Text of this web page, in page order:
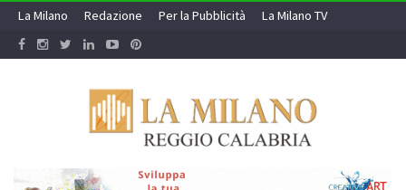
Skip
content
La Milano Redazione Per la Pubblicità La Milano TV